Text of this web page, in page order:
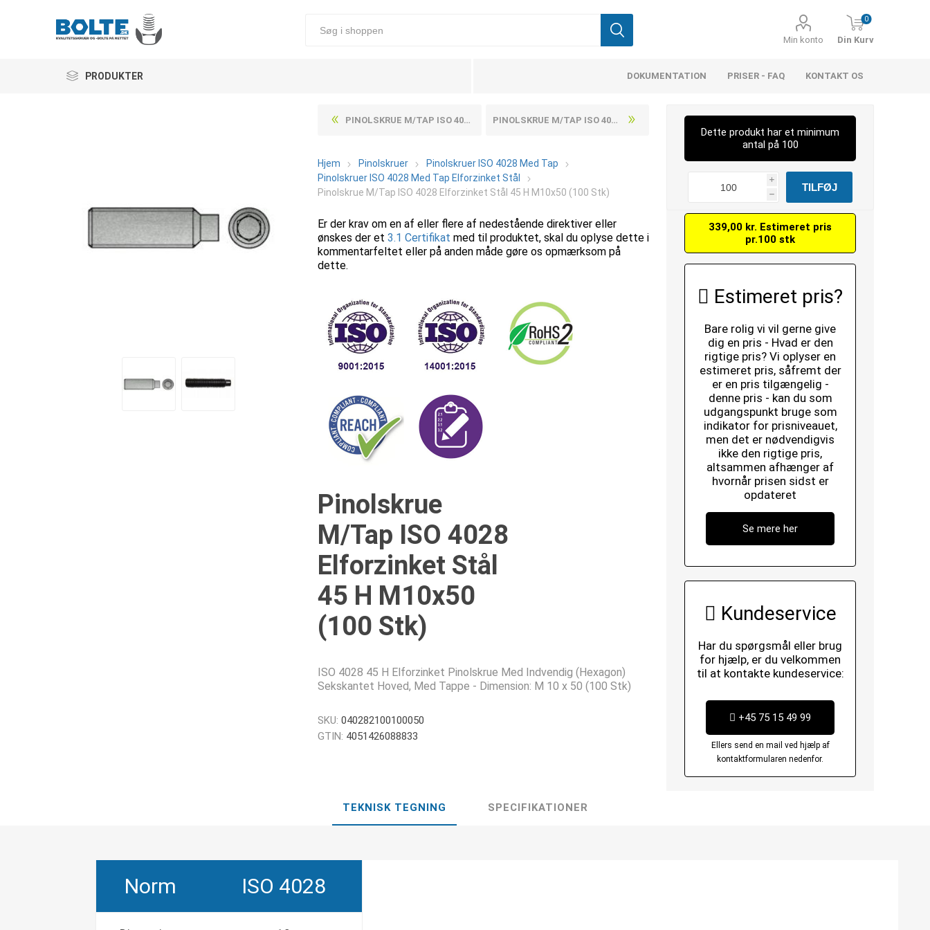
Min konto
0
Din Kurv
PRODUKTER DOKUMENTATION PRISER - FAQ KONTAKT OS
PINOLSKRUE M/TAP ISO 4028 ELFORZINKET STÅL 45 H M10X40 (100 STK) PINOLSKRUE M/TAP ISO 4028 ELFORZINKET STÅL 45 H M10X55 (100 STK)
Hjem Pinolskruer
Pinolskruer ISO 4028 Med Tap
Pinolskruer ISO 4028 Med Tap Elforzinket Stål
Pinolskrue M/Tap ISO 4028 Elforzinket Stål 45 H M10x50 (100 Stk)
Er der krav om en af eller flere af nedestående direktiver eller
ønskes der et3.1 Certifikat med til produktet, skal du oplyse dette i
kommentarfeltet eller på anden måde gøre os opmærksom på
dette.
Pinolskrue
M/Tap ISO 4028
Elforzinket Stål
45 H M10x50
(100 Stk)
ISO 4028 45 H Elforzinket Pinolskrue Med Indvendig (Hexagon)
Sekskantet Hoved, Med Tappe - Dimension: M 10 x 50 (100 Stk)
SKU: 040282100100050
GTIN: 4051426088833
Dette produkt har et minimum
antal på 100
i
h
339,00 kr. Estimeret pris
pr.100 stk
Estimeret pris?
Bare rolig vi vil gerne give
dig en pris - Hvad er den
rigtige pris? Vi oplyser en
estimeret pris, såfremt der
er en pris tilgængelig -
denne pris - kan du som
udgangspunkt bruge som
indikator for prisniveauet,
men det er nødvendigvis
ikke den rigtige pris,
altsammen afhænger af
hvornår prisen sidst er
opdateret
Se mere her
Kundeservice
Har du spørgsmål eller brug
for hjælp, er du velkommen
til at kontakte kundeservice:
+45 75 15 49 99
Ellers send en mail ved hjælp af
kontaktformularen nedenfor.
TEKNISK TEGNING SPECIFIKATIONER
Norm ISO 4028